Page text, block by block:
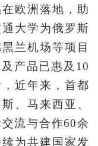
欧洲落地，助
大学为俄罗斯
兰机场等项目
产品已惠及10
近年来，首都
、马来西亚、
流与合作60余
为共建国家发